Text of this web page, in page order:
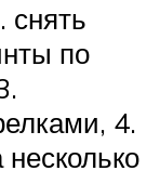
снять
по
4.
несколько